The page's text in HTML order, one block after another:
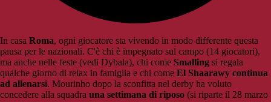
In casa Roma, ogni giocatore sta vivendo in modo differente questa
pausa per le nazionali. C'è chi è impegnato sul campo (14 giocatori),
ma anche nelle feste (vedi Dybala), chi come Smalling si regala
qualche giorno di relax in famiglia e chi come El Shaarawy continua
ad allenarsi. Mourinho dopo la sconfitta nel derby ha voluto
concedere alla squadra una settimana di riposo (si riparte il 28 marzo